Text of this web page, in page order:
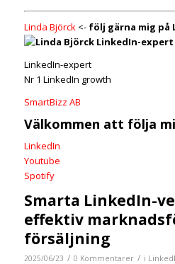
Linda Björck<- följ gärna mig på
LinkedIn-expert
Nr 1 LinkedIn growth
SmartBizz AB
Välkommen att följa
LinkedIn
Youtube
Spotify
Smarta LinkedIn-
effektiv
försäljning
2025/06/23 / 0 Kommentarer / i